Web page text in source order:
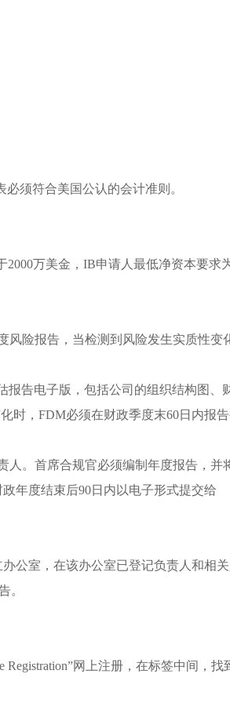
须符合美国公认的会计准则。
万美金，IB申请人最低净资本要求
风险报告，当检测到风险发生实质性变
报告电子版，包括公司的组织结构图、
时，FDM必须在财政季度末60日内报告
人。首席合规官必须编制年度报告，并
年度结束后90日内以电子形式提交给
公室，在该办公室已登记负责人和相
。
Registration”网上注册，在标签中间，找